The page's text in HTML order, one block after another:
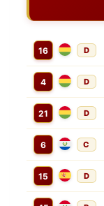
16 D
4 D
21 D
6 C
15 D